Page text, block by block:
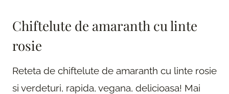
Chiftelute de amaranth cu linte
rosie
Reteta de chiftelute de amaranth cu linte rosie
si verdeturi, rapida, vegana, delicioasa! Mai